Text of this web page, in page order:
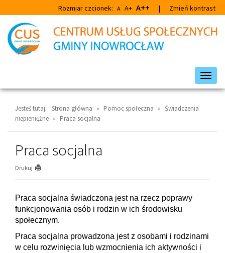
do
głównej
treści
do
wyszukiwarki
Rozmiar czcionek: A A+ A++ | Zmień kontrast
Jesteś tutaj: Strona główna » Pomoc społeczna » Świadczenia
niepieniężne » Praca socjalna
Praca socjalna
Drukuj
Praca socjalna świadczona jest na rzecz poprawy
funkcjonowania osób i rodzin w ich środowisku
społecznym.
Praca socjalna prowadzona jest z osobami i rodzinami
w celu rozwinięcia lub wzmocnienia ich aktywności i